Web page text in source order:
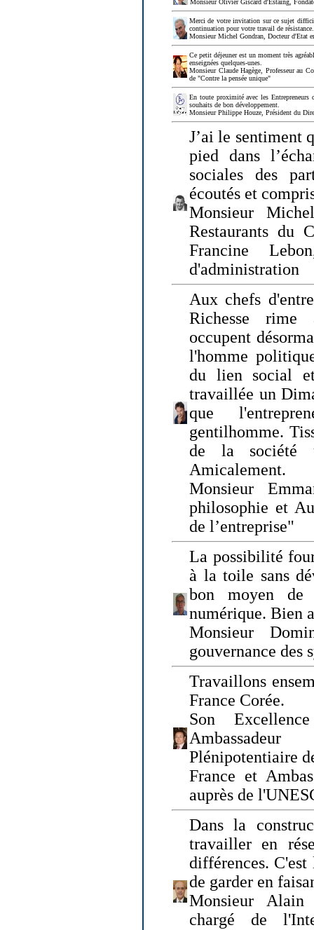
Monsieur Olivier Giscard d'Estaing,
Merci de votre invitation sur ce sujet
continuation pour votre travail de
Monsieur Michel Gondran, Docteur d'Etat
Ce petit déjeuner est un moment très
enseignées quelques-unes.
Monsieur Claude Hagège, Professeur au
de "Contre la pensée unique"
En toute proximité avec les
souhaits de bon développement.
Monsieur Philippe Houze, Président du
J’ai le sentiment
pied dans
sociales des
écoutés et
Monsieur
Restaurants du
Francine
d'administration
Aux chefs
Richesse rime
occupent
l'homme
du lien social
travaillée un
que
gentilhomme.
de la société
Amicalement.
Monsieur
philosophie et
de l’entreprise"
La possibilité
à la toile sans
bon moyen de
numérique. Bien
Monsieur
gouvernance des
Travaillons
France Corée.
Son
Plénipotentiaire
France et
auprès de
Dans la
travailler en
différences.
de garder en
Monsieur Alain
chargé de